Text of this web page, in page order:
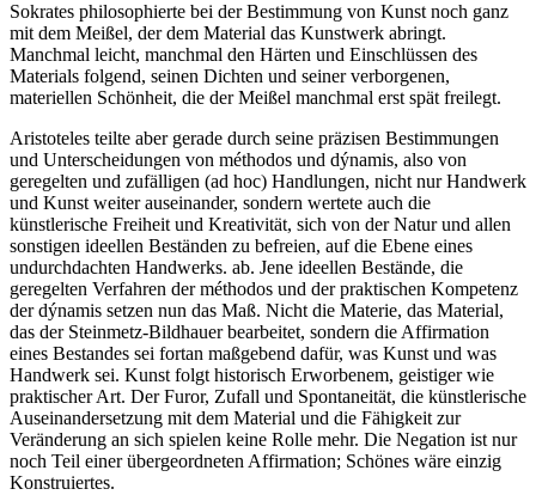
Sokrates philosophierte bei der Bestimmung von Kunst noch ganz
mit dem Meißel, der dem Material das Kunstwerk abringt.
Manchmal leicht, manchmal den Härten und Einschlüssen des
Materials folgend, seinen Dichten und seiner verborgenen,
materiellen Schönheit, die der Meißel manchmal erst spät freilegt.
Aristoteles teilte aber gerade durch seine präzisen Bestimmungen
und Unterscheidungen von méthodos und dýnamis, also von
geregelten und zufälligen (ad hoc) Handlungen, nicht nur Handwerk
und Kunst weiter auseinander, sondern wertete auch die
künstlerische Freiheit und Kreativität, sich von der Natur und allen
sonstigen ideellen Beständen zu befreien, auf die Ebene eines
undurchdachten Handwerks. ab. Jene ideellen Bestände, die
geregelten Verfahren der méthodos und der praktischen Kompetenz
der dýnamis setzen nun das Maß. Nicht die Materie, das Material,
das der Steinmetz-Bildhauer bearbeitet, sondern die Affirmation
eines Bestandes sei fortan maßgebend dafür, was Kunst und was
Handwerk sei. Kunst folgt historisch Erworbenem, geistiger wie
praktischer Art. Der Furor, Zufall und Spontaneität, die künstlerische
Auseinandersetzung mit dem Material und die Fähigkeit zur
Veränderung an sich spielen keine Rolle mehr. Die Negation ist nur
noch Teil einer übergeordneten Affirmation; Schönes wäre einzig
Konstruiertes.